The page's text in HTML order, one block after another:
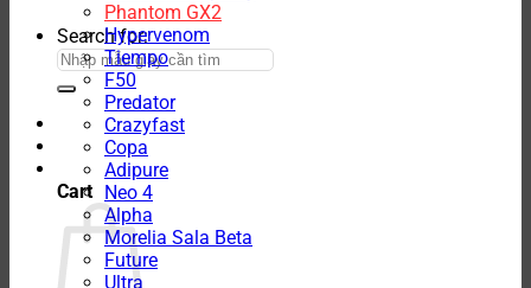
Search for:
Cart
Phantom GX2
Hypervenom
Tiempo
F50
Predator
Crazyfast
Copa
Adipure
Neo 4
Alpha
Morelia Sala Beta
Future
Ultra